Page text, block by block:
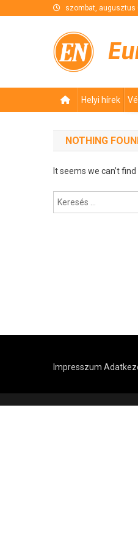
szombat, augusztus
Helyi hírek
NOTHING
It seems we can’t
Keresés:
Impresszum